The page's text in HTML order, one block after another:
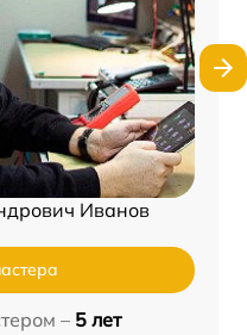
Иванов
– 5 лет